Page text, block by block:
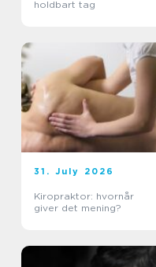
holdbart tag
31. July 2026
Kiropraktor: hvornår
giver det mening?